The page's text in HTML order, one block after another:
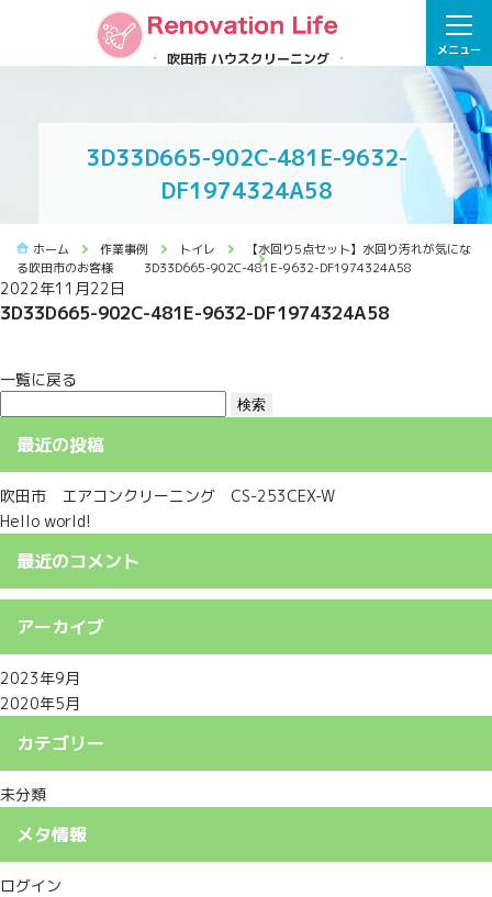
吹田市 ハウスクリーニング メニュー
3D33D665-902C-481E-9632-
DF1974324A58
ホーム 作業事例 トイレ
【水回り5点セット】水回り汚れが気にな
る吹田市のお客様
3D33D665-902C-481E-9632-DF1974324A58
2022年11月22日
3D33D665-902C-481E-9632-DF1974324A58
一覧に戻る
索:
最近の投稿
吹田市 エアコンクリーニング CS-253CEX-W
Hello world!
最近のコメント
アーカイブ
2023年9月
2020年5月
カテゴリー
未分類
メタ情報
ログイン